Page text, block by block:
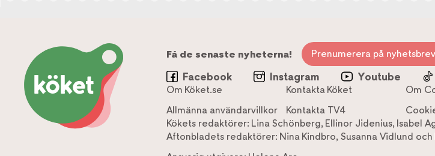
Få de senaste nyheterna! Prenumerera på
Facebook Instagram Youtube
Om Köket.se Kontakta Köket Om
Allmänna användarvillkor
Kontakta TV4
Kökets redaktörer: Lina Schönberg, Ellinor Jidenius, Isabel
Aftonbladets redaktörer: Nina Kindbro, Susanna Vidlund och